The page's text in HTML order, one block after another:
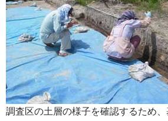
調査区の土層の様子を確認するため